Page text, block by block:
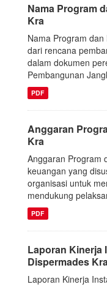
Nama Program
Kra
Nama Program
dari rencana
dalam dokumen
Pembangunan
PDF
Anggaran
Kra
Anggaran Program
keuangan yang
organisasi untuk
mendukung
PDF
Laporan Kinerja
Dispermades
Laporan Kinerja